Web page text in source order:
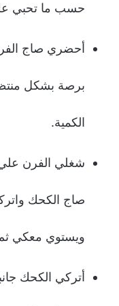
حسب ما تحبي
أحضري صاج
برصة بشكل
الكمية.
صاج الكحك
ويستوي معكي
أتركي الكحك